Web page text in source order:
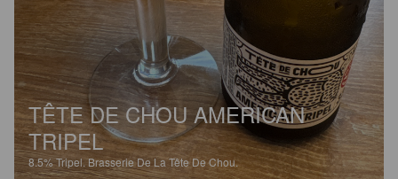
TÊTE DE CHOU AMERICAN
TRIPEL
8.5%Tripel.Brasserie De La Tête De Chou.